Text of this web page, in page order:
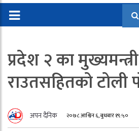
प्रदेश २ का मुख्यमन्त्री
राउतसहितको टोली
अपन दैनिक २०७८ आश्विन ६, बुधबार १९:५०